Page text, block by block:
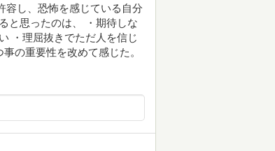
容し、恐怖を感じている自分
と思ったのは、 ・期待しな
・理屈抜きでただ人を信じ
の重要性を改めて感じた。